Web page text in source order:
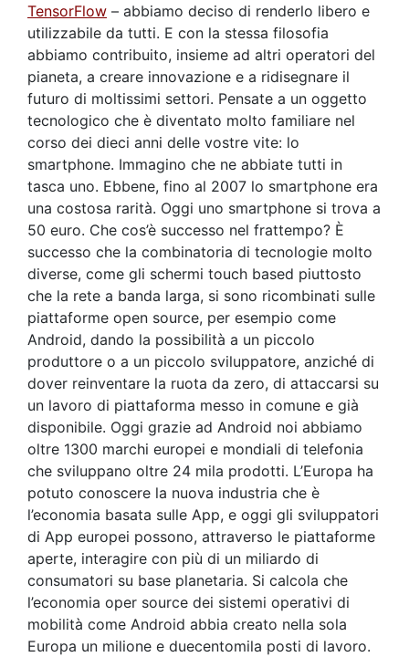
TensorFlow – abbiamo deciso di renderlo libero e
utilizzabile da tutti. E con la stessa filosofia
abbiamo contribuito, insieme ad altri operatori del
pianeta, a creare innovazione e a ridisegnare il
futuro di moltissimi settori. Pensate a un oggetto
tecnologico che è diventato molto familiare nel
corso dei dieci anni delle vostre vite: lo
smartphone. Immagino che ne abbiate tutti in
tasca uno. Ebbene, fino al 2007 lo smartphone era
una costosa rarità. Oggi uno smartphone si trova a
50 euro. Che cos’è successo nel frattempo? È
successo che la combinatoria di tecnologie molto
diverse, come gli schermi touch based piuttosto
che la rete a banda larga, si sono ricombinati sulle
piattaforme open source, per esempio come
Android, dando la possibilità a un piccolo
produttore o a un piccolo sviluppatore, anziché di
dover reinventare la ruota da zero, di attaccarsi su
un lavoro di piattaforma messo in comune e già
disponibile. Oggi grazie ad Android noi abbiamo
oltre 1300 marchi europei e mondiali di telefonia
che sviluppano oltre 24 mila prodotti. L’Europa ha
potuto conoscere la nuova industria che è
l’economia basata sulle App, e oggi gli sviluppatori
di App europei possono, attraverso le piattaforme
aperte, interagire con più di un miliardo di
consumatori su base planetaria. Si calcola che
l’economia oper source dei sistemi operativi di
mobilità come Android abbia creato nella sola
Europa un milione e duecentomila posti di lavoro.